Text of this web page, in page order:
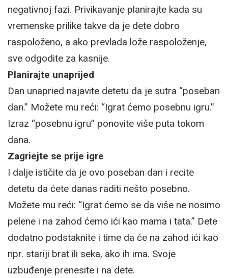
negativnoj fazi. Privikavanje planirajte kada su
vremenske prilike takve da je dete dobro
raspoloženo, a ako prevlada lože raspoloženje,
sve odgodite za kasnije.
Planirajte unaprijed
Dan unapried najavite detetu da je sutra “poseban
dan.” Možete mu reći: “Igrat ćemo posebnu igru.”
Izraz “posebnu igru” ponovite više puta tokom
dana.
Zagriejte se prije igre
I dalje ističite da je ovo poseban dan i recite
detetu da ćete danas raditi nešto posebno.
Možete mu reći: “Igrat ćemo se da više ne nosimo
pelene i na zahod ćemo ići kao mama i tata.” Dete
dodatno podstaknite i time da će na zahod ići kao
npr. stariji brat ili seka, ako ih ima. Svoje
uzbuđenje prenesite i na dete.